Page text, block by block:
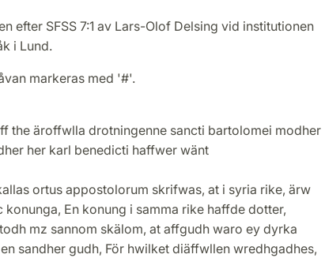
efter SFSS 7:1 av Lars-Olof Delsing vid institutionen
i Lund.
markeras med '#'.
the äroffwlla drotningenne sancti bartolomei modher
her karl benedicti haffwer wänt
ortus appostolorum skrifwas, at i syria rike, ärw
En konung i samma rike haffde dotter,
mz sannom skälom, at affgudh waro ey dyrka
sandher gudh, För hwilket diäffwllen wredhgadhes,